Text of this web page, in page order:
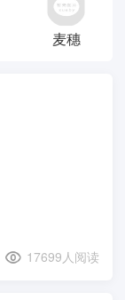
麦穗
17699人阅读